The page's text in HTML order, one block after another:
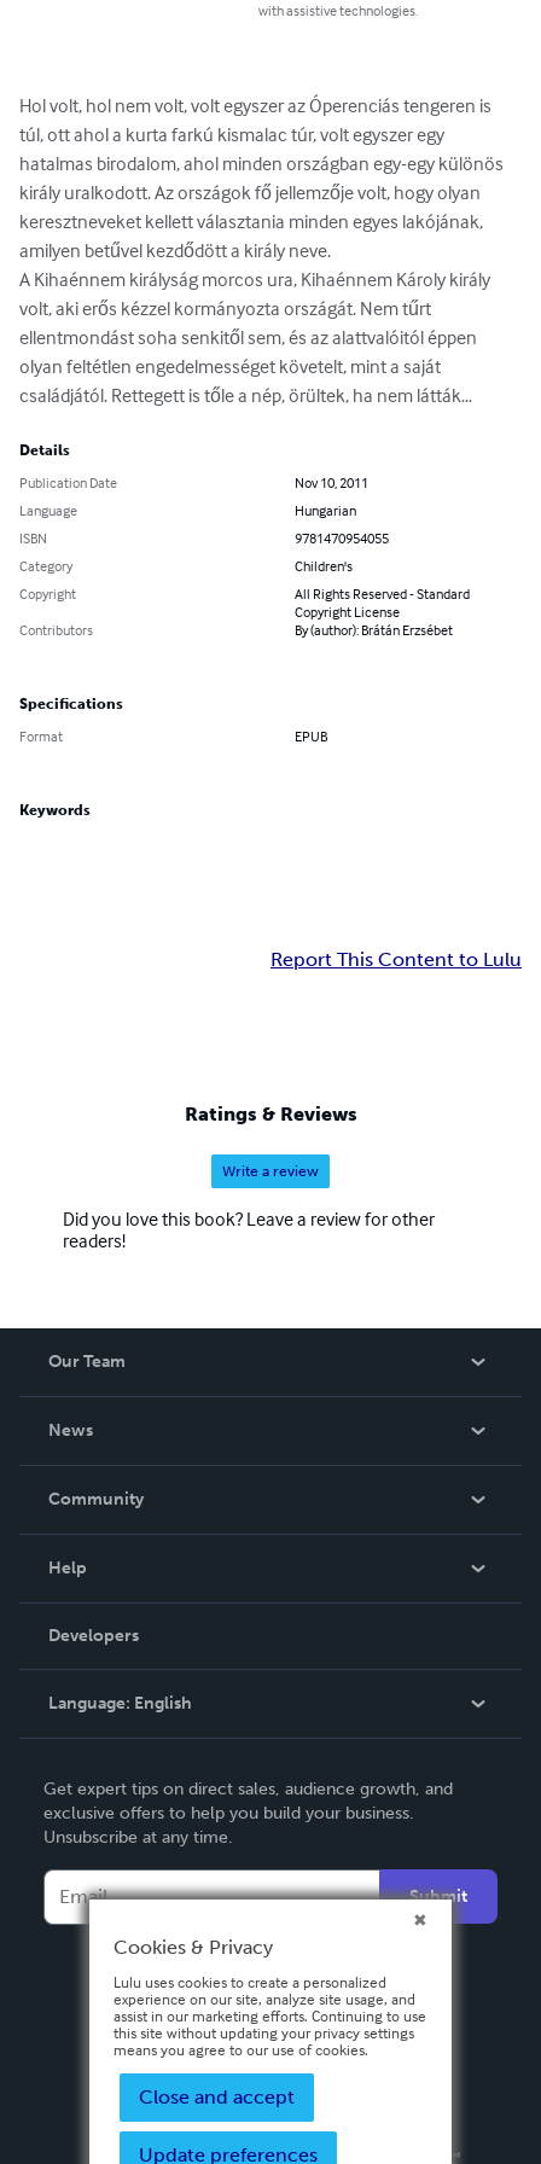
with assistive technologies.
Hol volt, hol nem volt, volt egyszer az Óperenciás tengeren is
túl, ott ahol a kurta farkú kismalac túr, volt egyszer egy
hatalmas birodalom, ahol minden országban egy-egy különös
király uralkodott. Az országok fő jellemzője volt, hogy olyan
keresztneveket kellett választania minden egyes lakójának,
amilyen betűvel kezdődött a király neve.
A Kihaénnem királyság morcos ura, Kihaénnem Károly király
volt, aki erős kézzel kormányozta országát. Nem tűrt
ellentmondást soha senkitől sem, és az alattvalóitól éppen
olyan feltétlen engedelmességet követelt, mint a saját
családjától. Rettegett is tőle a nép, örültek, ha nem látták…
Details
Publication Date
Nov 10, 2011
Language
Hungarian
ISBN
9781470954055
Category
Children's
Copyright
All Rights Reserved - Standard
Copyright License
Contributors
By (author): Brátán Erzsébet
Specifications
Format EPUB
Keywords
Report This Content to Lulu
Ratings & Reviews
Write a review
Did you love this book? Leave a review for other
readers!
Our Team
News
In The News
Community
Podcast
Help
Order Lookup
Knowledge Base
Contact Support
Developers
Language: English
Deutsch
Français
Italiano
Español
Get expert tips on direct sales, audience growth, and
exclusive offers to help you build your business.
Unsubscribe at any time.
Submit
Cookies & Privacy
Lulu uses cookies to create a personalized
experience on our site, analyze site usage, and
assist in our marketing efforts. Continuing to use
this site without updating your privacy settings
means you agree to our use of cookies.
Close and accept
Update preferences